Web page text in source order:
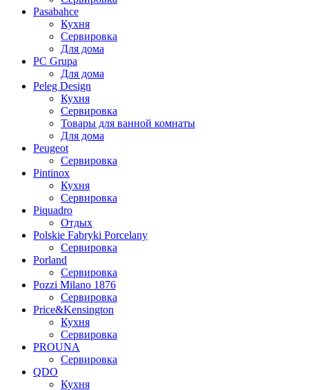
Pasabahce
Кухня
Сервировка
Для дома
PC Grupa
Для дома
Peleg Design
Кухня
Сервировка
Товары для ванной комнаты
Для дома
Peugeot
Сервировка
Pintinox
Кухня
Сервировка
Piquadro
Отдых
Polskie Fabryki Porcelany
Сервировка
Porland
Сервировка
Pozzi Milano 1876
Сервировка
Price&Kensington
Кухня
Сервировка
PROUNA
Сервировка
QDO
Кухня